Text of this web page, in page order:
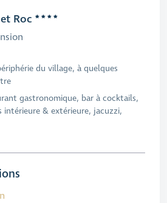
Roc
du village, à quelques
gastronomique, bar à cocktails,
intérieure & extérieure, jacuzzi,